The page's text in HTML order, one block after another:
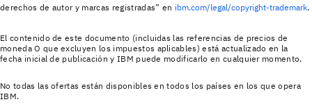
derechos de autor y marcas registradas” en ibm.com/legal/copyright-trademark.
El contenido de este documento (incluidas las referencias de precios de
moneda O que excluyen los impuestos aplicables) está actualizado en la
fecha inicial de publicación y IBM puede modificarlo en cualquier momento.
No todas las ofertas están disponibles en todos los países en los que opera
IBM.